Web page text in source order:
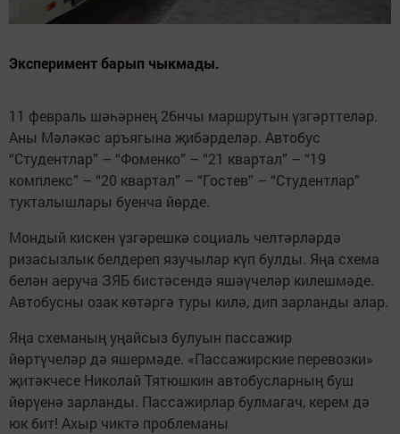
Эксперимент барып чыкмады.
11 февраль шәһәрнең 26нчы маршрутын үзгәрттеләр.
Аны Мәләкәс аръягына җибәрделәр. Автобус
“Студентлар” – “Фоменко” – “21 квартал” – “19
комплекс” – “20 квартал” – “Гостев” – “Студентлар”
тукталышлары буенча йөрде.
Мондый кискен үзгәрешкә социаль челтәрләрдә
ризасызлык белдереп язучылар күп булды. Яңа схема
белән аеруча ЗЯБ бистәсендә яшәүчеләр килешмәде.
Автобусны озак көтәргә туры килә, дип зарланды алар.
Яңа схеманың уңайсыз булуын пассажир
йөртүчеләр дә яшермәде. «Пассажирские перевозки»
җитәкчесе Николай Тятюшкин автобусларның буш
йөрүенә зарланды. Пассажирлар булмагач, керем дә
юк бит! Ахыр чиктә проблеманы